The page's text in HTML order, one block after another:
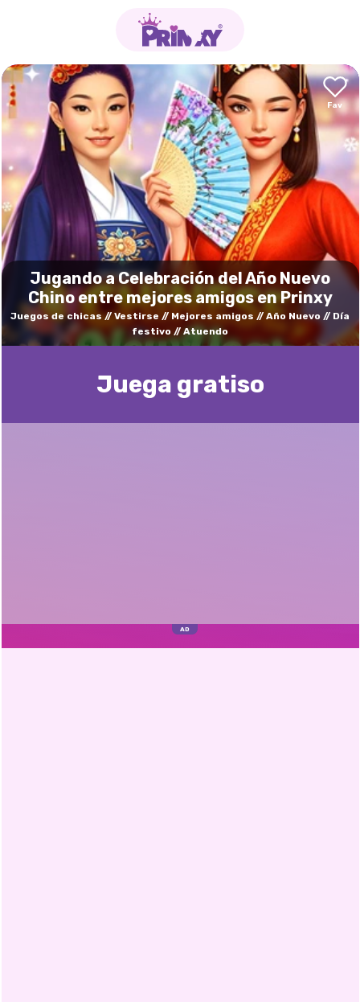
Jugando a Celebración del Año Nuevo
Chino entre mejores amigos en Prinxy
Juegos de chicas Vestirse Mejores amigos Año Nuevo
Día
festivo
Atuendo
Juega gratisо